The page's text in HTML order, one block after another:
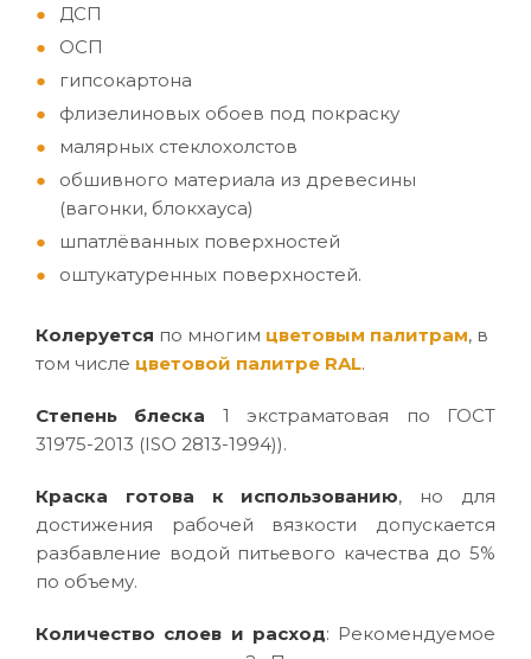
ДСП
ОСП
гипсокартона
флизелиновых обоев под покраску
малярных стеклохолстов
обшивного материала из древесины
(вагонки, блокхауса)
шпатлёванных поверхностей
оштукатуренных поверхностей.
Колеруется по многим цветовым палитрам, в
том числе цветовой палитре RAL.
Степень блеска 1 экстраматовая по ГОСТ
31975-2013 (ISO 2813-1994)).
Краска готова к использованию, но для
достижения рабочей вязкости допускается
разбавление водой питьевого качества до 5%
по объему.
Количество слоев и расход: Рекомендуемое